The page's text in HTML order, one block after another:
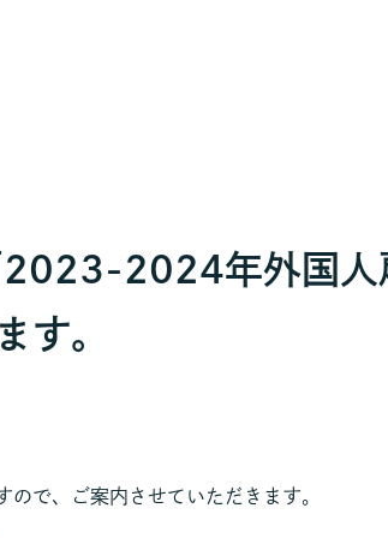
2024年外国人
す。
で、ご案内させていただきます。